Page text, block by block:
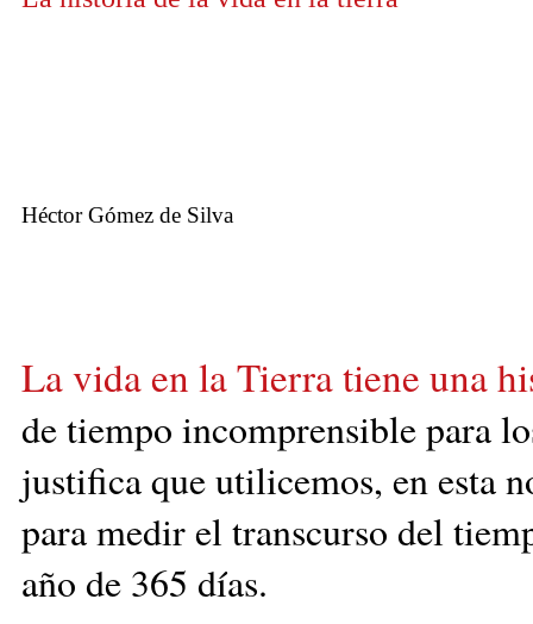
Héctor Gómez de Silva
La vida en la Tierra tiene una
de tiempo incomprensible para
justifica que utilicemos, en esta
para medir el transcurso del
año de 365 días.